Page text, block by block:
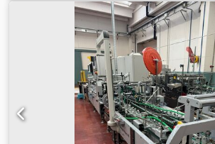
amelyen használatból eredő nyomok
sárgulás) előfordulhatnak. Dcedpfxoxb A
készülék működőképessége ellenőrizve
a képen látható. Csomagolás és szállítás:
üzletünk nyitvatartási idejében
előzetesen egyeztessen időpontot!
és világszintű szállítás igény esetén
vagy átvétel előtt a működést videón
További információkért kérjük, vegye fel